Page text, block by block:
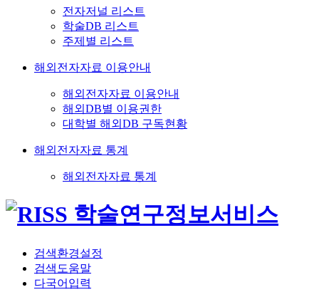
전자저널 리스트
학술DB 리스트
주제별 리스트
해외전자자료 이용안내
해외전자자료 이용안내
해외DB별 이용권한
대학별 해외DB 구독현황
해외전자자료 통계
해외전자자료 통계
검색환경설정
검색도움말
다국어입력